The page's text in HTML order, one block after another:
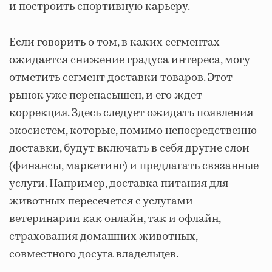
и построить спортивную карьеру.
Если говорить о том, в каких сегментах
ожидается снижение градуса интереса, могу
отметить сегмент доставки товаров. Этот
рынок уже перенасыщен, и его ждет
коррекция. Здесь следует ожидать появления
экосистем, которые, помимо непосредственно
доставки, будут включать в себя другие слои
(финансы, маркетинг) и предлагать связанные
услуги. Например, доставка питания для
животных пересечется с услугами
ветеринарии как онлайн, так и офлайн,
страхования домашних животных,
совместного досуга владельцев.